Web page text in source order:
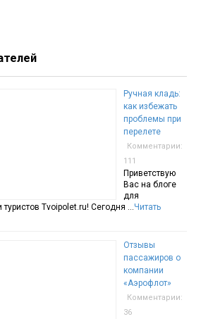
Ручная кладь:
как избежать
проблемы при
перелете
Комментарии:
111
Приветствую
Вас на блоге
для
Tvoipolet.ru! Сегодня …Читать
Отзывы
пассажиров о
компании
«Аэрофлот»
Комментарии:
36